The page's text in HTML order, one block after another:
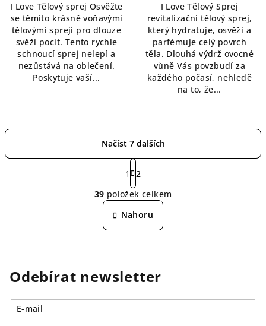
z
5
hvězdiček.
I Love Tělový sprej Osvěžte
se těmito krásně voňavými
tělovými spreji pro dlouze
svěží pocit. Tento rychle
schnoucí sprej nelepí a
nezůstává na oblečení.
Poskytuje vaší...
I Love Tělový Sprej
revitalizační tělový sprej,
který hydratuje, osvěží a
parfémuje celý povrch
těla. Dlouhá výdrž ovocné
vůně Vás povzbudí za
každého počasí, nehledě
na to, že...
O
v
l
á
í
Načíst 7 dalších
S
t
r
á
n
k
o
í
1
2
39 položek celkem
Nahoru
Odebírat newsletter
E-mail